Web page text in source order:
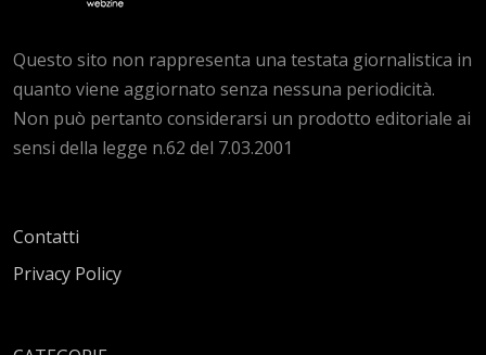
Questo sito non rappresenta una testata giornalistica in
quanto viene aggiornato senza nessuna periodicità.
Non può pertanto considerarsi un prodotto editoriale ai
sensi della legge n.62 del 7.03.2001
Contatti
Privacy Policy